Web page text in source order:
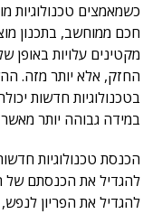
כשמאמצים טכנולוגיות
חכם ממוחשב, בתכנון
מקטינים עלויות
החזק, אלא יותר מזה.
בטכנולוגיות חדשות
במידה גבוהה יותר
הכנסת טכנולוגיות
להגדיל את הכנסתם של
להגדיל את הפריון לנפש,